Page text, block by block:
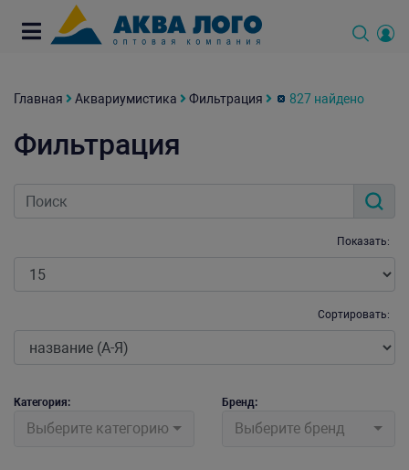
Главная Аквариумистика Фильтрация 827 найдено
Фильтрация
Показать:
Сортировать:
Категория:
Выберите категорию
Бренд:
Выберите бренд